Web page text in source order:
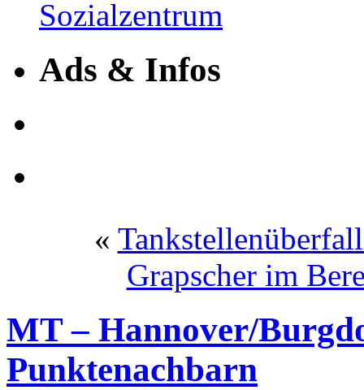
Ads & Infos
«
Grapscher im
MT – Hannover/
Punktenachbarn